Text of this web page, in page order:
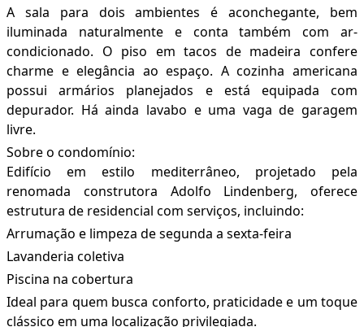
A sala para dois ambientes é aconchegante, bem
iluminada naturalmente e conta também com ar-
condicionado. O piso em tacos de madeira confere
charme e elegância ao espaço. A cozinha americana
possui armários planejados e está equipada com
depurador. Há ainda lavabo e uma vaga de garagem
livre.
Sobre o condomínio:
Edifício em estilo mediterrâneo, projetado pela
renomada construtora Adolfo Lindenberg, oferece
estrutura de residencial com serviços, incluindo:
Arrumação e limpeza de segunda a sexta-feira
Lavanderia coletiva
Piscina na cobertura
Ideal para quem busca conforto, praticidade e um toque
clássico em uma localização privilegiada.